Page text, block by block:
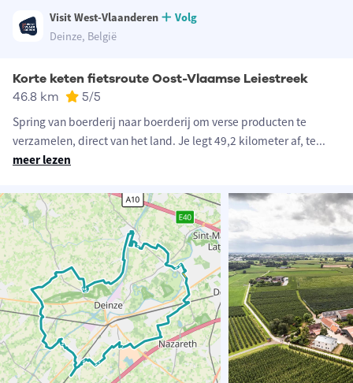
Visit West-Vlaanderen
Volg
Deinze, België
Korte keten fietsroute Oost-Vlaamse Leiestreek
46.8 km 5/5
Spring van boerderij naar boerderij om verse producten te
verzamelen, direct van het land. Je legt 49,2 kilometer af, te...
meer lezen